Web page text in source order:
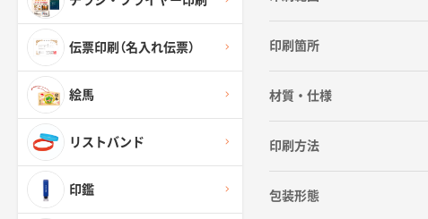
伝票印刷（名入れ伝票）
絵馬
リストバンド
印鑑
印刷箇所
材質・仕様
印刷方法
包装形態